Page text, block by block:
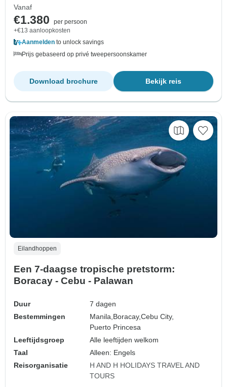
Vanaf
€1.380
per persoon
+€13 aanloopkosten
Aanmelden to unlock savings
Prijs gebaseerd op privé tweepersoonskamer
Bekijk reis
Download brochure
Eilandhoppen
Een 7-daagse tropische pretstorm:
Boracay - Cebu - Palawan
Duur
7 dagen
Bestemmingen
Manila, Boracay,Cebu City,
Puerto Princesa
Leeftijdsgroep
Alle leeftijden welkom
Taal
Alleen: Engels
Reisorganisatie
H AND H HOLIDAYS TRAVEL AND
TOURS